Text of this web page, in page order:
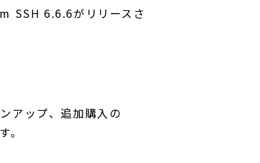
SSH 6.6.6がリリースさ
アップ、追加購入の